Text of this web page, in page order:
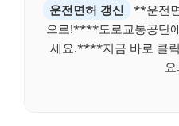
운전면허 갱신
**운전
으로!****도로교통공단
세요.****지금 바로 클